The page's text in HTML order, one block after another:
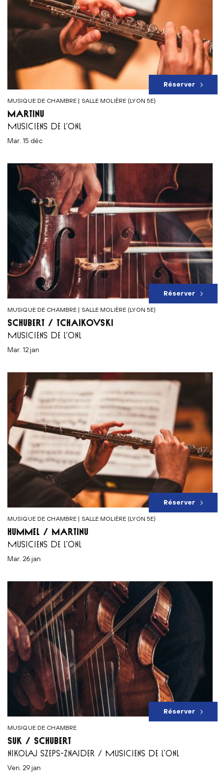
MUSIQUE DE CHAMBRE | SALLE MOLIÈRE (LYON 5E)
MARTINŮ
MUSICIENS DE L’ONL
mar. 15 déc
Réserver
MUSIQUE DE CHAMBRE | SALLE MOLIÈRE (LYON 5E)
SCHUBERT / TCHAÏKOVSKI
MUSICIENS DE L’ONL
mar. 12 jan
Réserver
MUSIQUE DE CHAMBRE | SALLE MOLIÈRE (LYON 5E)
HUMMEL / MARTINŮ
MUSICIENS DE L’ONL
mar. 26 jan
Réserver
MUSIQUE DE CHAMBRE
SUK / SCHUBERT
NIKOLAJ SZEPS-ZNAIDER / MUSICIENS DE L’ONL
ven. 29 jan
Réserver